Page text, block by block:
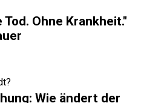
Ohne Krankheit."
Wie ändert der